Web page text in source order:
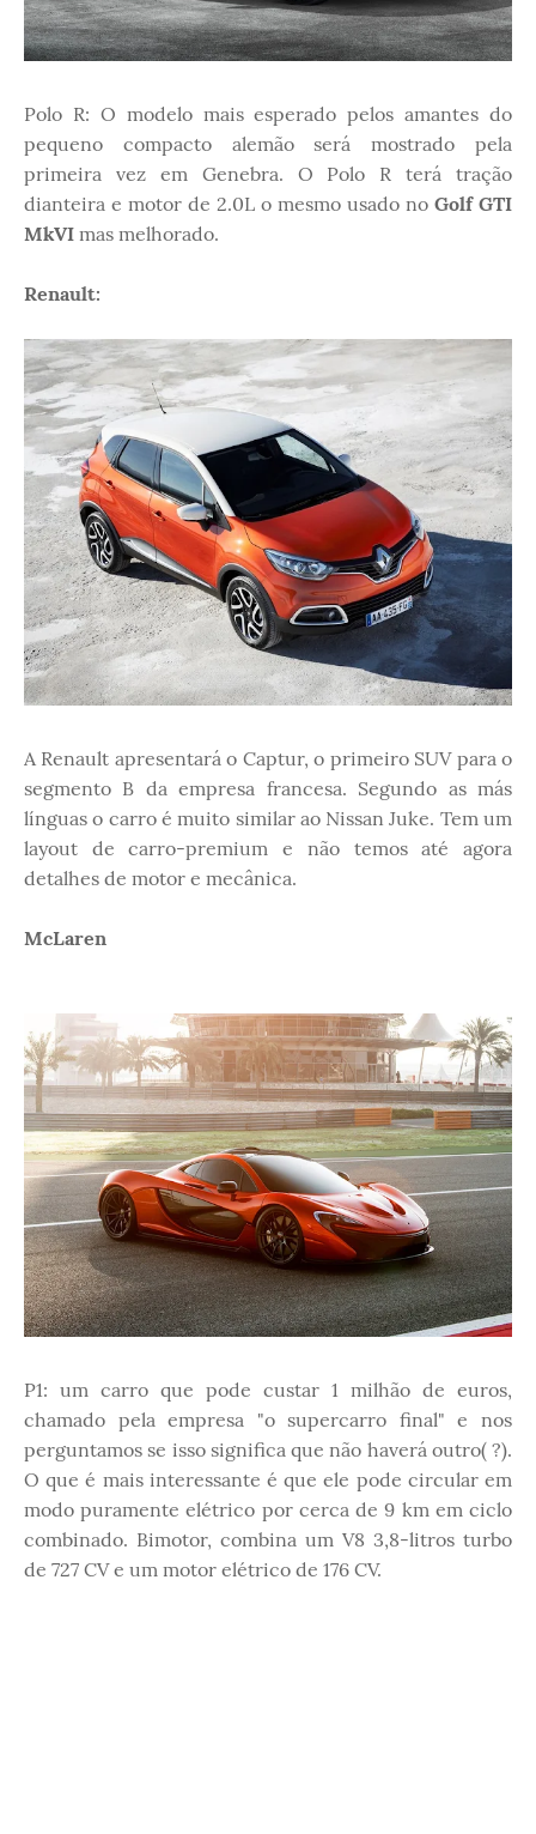
Polo R: O modelo mais esperado pelos amantes do
pequeno compacto alemão será mostrado pela
primeira vez em Genebra. O Polo R terá tração
dianteira e motor de 2.0L o mesmo usado no Golf GTI
MkVI mas melhorado.
Renault:
A Renault apresentará o Captur, o primeiro SUV para o
segmento B da empresa francesa. Segundo as más
línguas o carro é muito similar ao Nissan Juke. Tem um
layout de carro-premium e não temos até agora
detalhes de motor e mecânica.
McLaren
P1: um carro que pode custar 1 milhão de euros,
chamado pela empresa "o supercarro final" e nos
perguntamos se isso significa que não haverá outro( ?).
O que é mais interessante é que ele pode circular em
modo puramente elétrico por cerca de 9 km em ciclo
combinado. Bimotor, combina um V8 3,8-litros turbo
de 727 CV e um motor elétrico de 176 CV.